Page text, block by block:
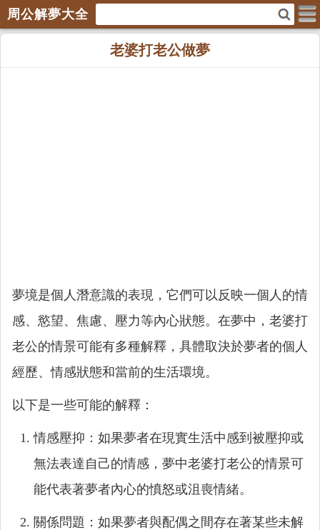
周公解夢大全
老婆打老公做夢
夢境是個人潛意識的表現，它們可以反映一個人的情
感、慾望、焦慮、壓力等內心狀態。在夢中，老婆打
老公的情景可能有多種解釋，具體取決於夢者的個人
經歷、情感狀態和當前的生活環境。
以下是一些可能的解釋：
情感壓抑：如果夢者在現實生活中感到被壓抑或
無法表達自己的情感，夢中老婆打老公的情景可
能代表著夢者內心的憤怒或沮喪情緒。
關係問題：如果夢者與配偶之間存在著某些未解